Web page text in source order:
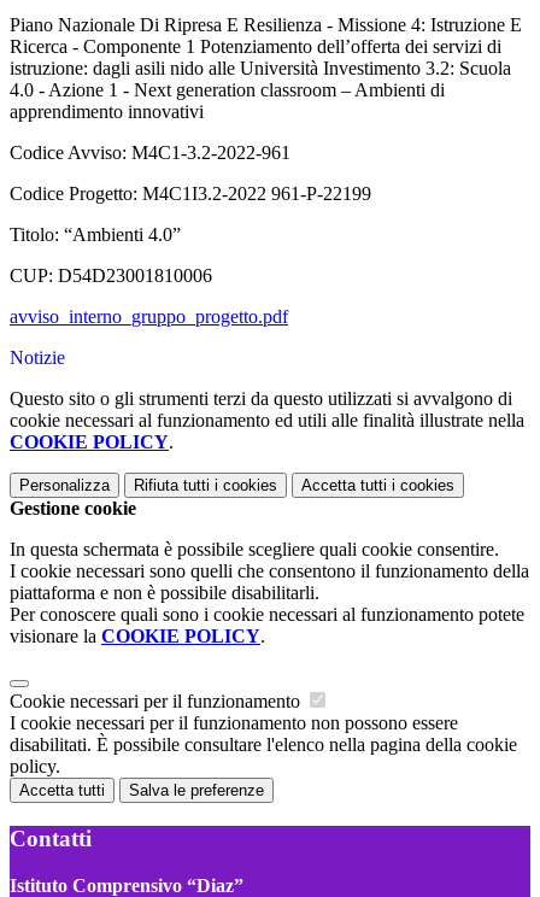
Piano Nazionale Di Ripresa E Resilienza - Missione 4: Istruzione E
Ricerca - Componente 1 Potenziamento dell’offerta dei servizi di
istruzione: dagli asili nido alle Università Investimento 3.2: Scuola
4.0 - Azione 1 - Next generation classroom – Ambienti di
apprendimento innovativi
Codice Avviso: M4C1-3.2-2022-961
Codice Progetto: M4C1I3.2-2022 961-P-22199
Titolo: “Ambienti 4.0”
CUP: D54D23001810006
avviso_interno_gruppo_progetto.pdf
Notizie
Questo sito o gli strumenti terzi da questo utilizzati si avvalgono di
cookie necessari al funzionamento ed utili alle finalità illustrate nella
COOKIE POLICY.
Personalizza Rifiuta tutti i cookies Accetta tutti i cookies
Gestione cookie
In questa schermata è possibile scegliere quali cookie consentire.
I cookie necessari sono quelli che consentono il funzionamento della
piattaforma e non è possibile disabilitarli.
Per conoscere quali sono i cookie necessari al funzionamento potete
visionare la COOKIE POLICY.
Cookie necessari per il funzionamento
I cookie necessari per il funzionamento non possono essere
disabilitati. È possibile consultare l'elenco nella pagina della cookie
policy.
Accetta tutti Salva le preferenze
Contatti
Istituto Comprensivo “Diaz”